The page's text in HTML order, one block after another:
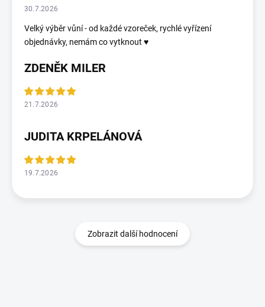
30.7.2026
Velký výběr vůní - od každé vzoreček, rychlé vyřízení
objednávky, nemám co vytknout ♥️
ZDENĚK MILER
21.7.2026
JUDITA KRPELÁNOVÁ
19.7.2026
Zobrazit další hodnocení